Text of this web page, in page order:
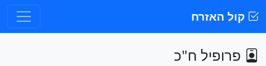
קול האזרח
פרופיל ח"כ